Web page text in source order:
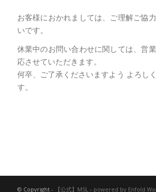
お客様におかれましては、ご理解ご協
いです。
休業中のお問い合わせに関しては、営
応させていただきます。
何卒、ご了承くださいますよう よろし
す。
© Copyright - 【公式】MSL - powered by Enfold